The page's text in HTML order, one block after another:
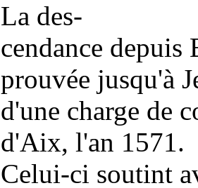
La des-
cendance depuis
prouvée jusqu'à
d'une charge de
d'Aix, l'an 1571.
Celui-ci soutint